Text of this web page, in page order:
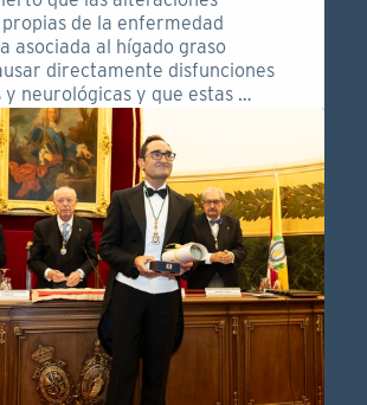
de la enfermedad
asociada al hígado graso
directamente disfunciones
y neurológicas y que estas …
DE 2025